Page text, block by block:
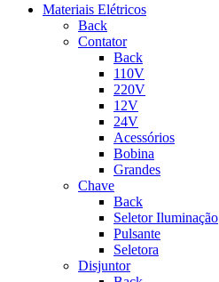
Materiais Elétricos
Back
Contator
Back
110V
220V
12V
24V
Acessórios
Bobina
Grandes
Chave
Back
Seletor Iluminação
Pulsante
Seletora
Disjuntor